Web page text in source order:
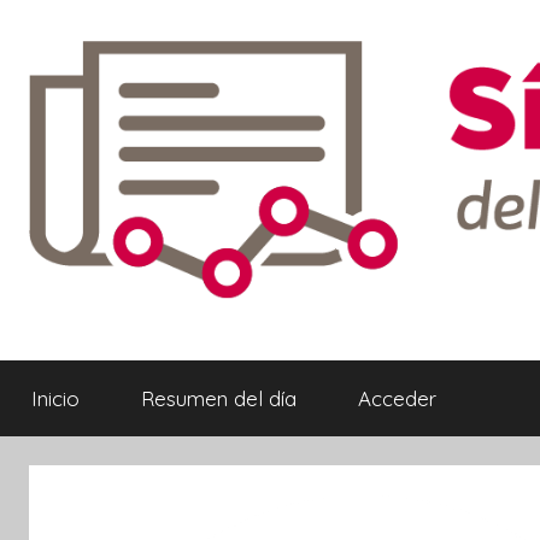
contenido
Informativa
Inicio Resumen del día Acceder